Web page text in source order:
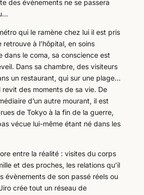
des évènements ne se passera
qui le ramène chez lui il est pris
retrouve à l’hôpital, en soins
dans le coma, sa conscience est
Dans sa chambre, des visiteurs
un restaurant, qui sur une plage…
revit des moments de sa vie. De
d’un autre mourant, il est
de Tokyo à la fin de la guerre,
vécue lui-même étant né dans les
entre la réalité : visites du corps
et des proches, les relations qu’il
évènements de son passé réels ou
crée tout un réseau de